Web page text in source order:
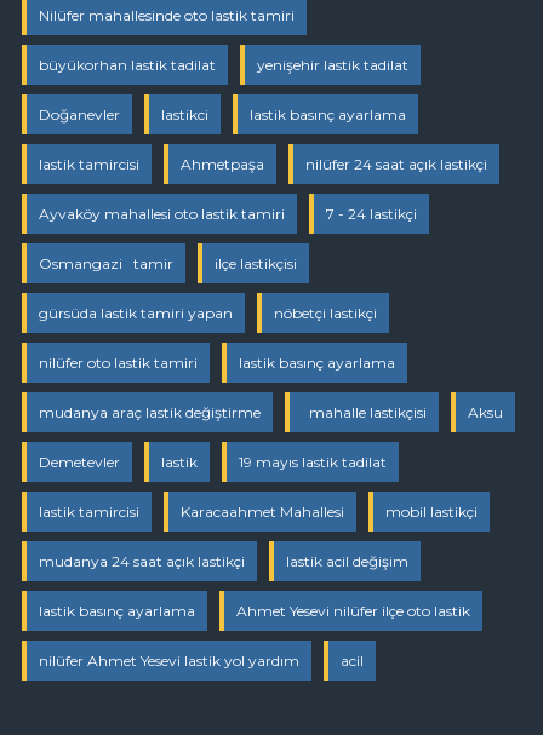
Nilüfer mahallesinde oto lastik tamiri
büyükorhan lastik tadilat yenişehir lastik tadilat
Doğanevler lastikci lastik basınç ayarlama
lastik tamircisi Ahmetpaşa nilüfer 24 saat açık lastikçi
Ayvaköy mahallesi oto lastik tamiri 7 - 24 lastikçi
Osmangazi tamir ilçe lastikçisi
gürsüda lastik tamiri yapan nöbetçi lastikçi
nilüfer oto lastik tamiri lastik basınç ayarlama
mudanya araç lastik değiştirme mahalle lastikçisi Aksu
Demetevler lastik 19 mayıs lastik tadilat
lastik tamircisi Karacaahmet Mahallesi mobil lastikçi
mudanya 24 saat açık lastikçi lastik acil değişim
lastik basınç ayarlama Ahmet Yesevi nilüfer ilçe oto lastik
nilüfer Ahmet Yesevi lastik yol yardım acil